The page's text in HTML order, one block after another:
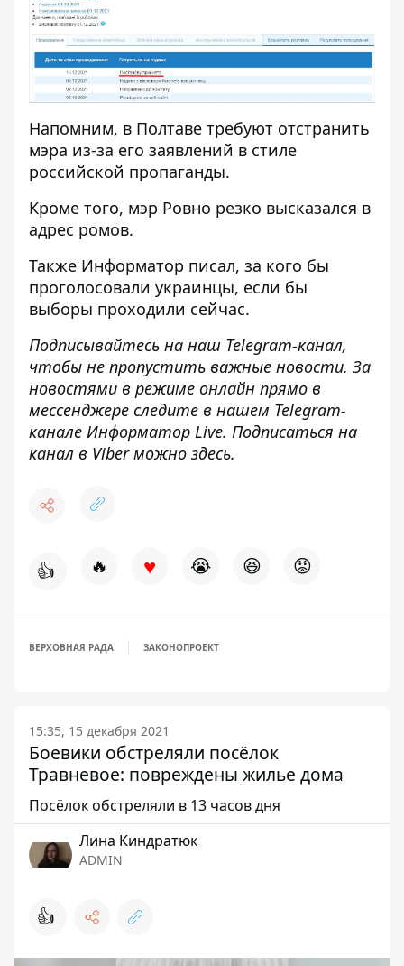
Напомним, в Полтаве требуют отстранить
мэра из-за его заявлений в стиле
российской пропаганды.
Кроме того, мэр Ровно резко высказался в
адрес ромов.
Также Информатор писал, за кого бы
проголосовали украинцы, если бы
выборы проходили сейчас.
Подписывайтесь на наш Telegram-канал,
чтобы не пропустить важные новости. За
новостями в режиме онлайн прямо в
мессенджере следите в нашем Telegram-
канале Информатор Live. Подписаться на
канал в Viber можно здесь.
👍 🔥 ♥ 😭 😆 😡
ВЕРХОВНАЯ РАДА ЗАКОНОПРОЕКТ
15:35, 15 декабря 2021
Боевики обстреляли посёлок
Травневое: повреждены жилье дома
Посёлок обстреляли в 13 часов дня
Лина Киндратюк
ADMIN
👍